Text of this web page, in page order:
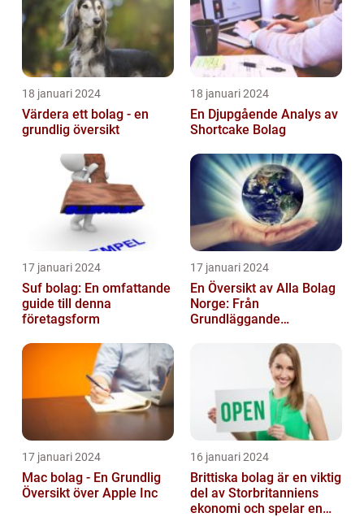
18 januari 2024
Värdera ett bolag - en
grundlig översikt
18 januari 2024
En Djupgående Analys av
Shortcake Bolag
17 januari 2024
Suf bolag: En omfattande
guide till denna
företagsform
17 januari 2024
En Översikt av Alla Bolag
Norge: Från
Grundläggande
Kvantitativa Mätningar
17 januari 2024
Mac bolag - En Grundlig
Översikt över Apple Inc
16 januari 2024
Brittiska bolag är en viktig
del av Storbritanniens
ekonomi och spelar en